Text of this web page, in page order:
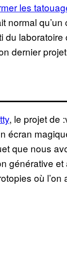
les
normal
du
dernier projet
, le projet de
écran
que nous
générative
où l’on